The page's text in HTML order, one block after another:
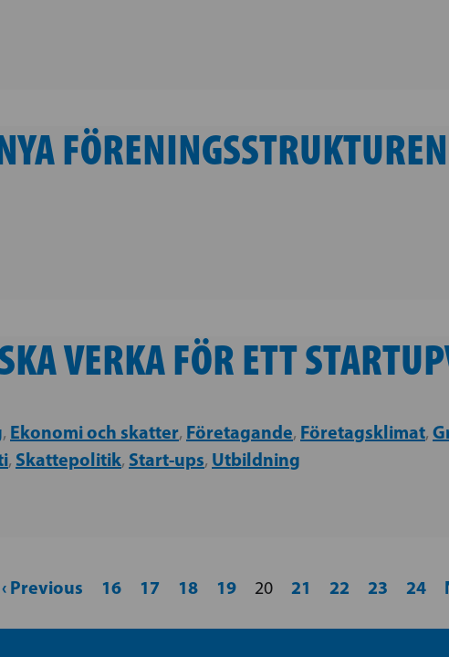
VERKA FÖR ETT
, Ekonomi och skatter, Företagande, Företagsklimat,
, Skattepolitik, Start-ups, Utbildning
‹ Previous 16 17 18 19 20 21 22 23 24